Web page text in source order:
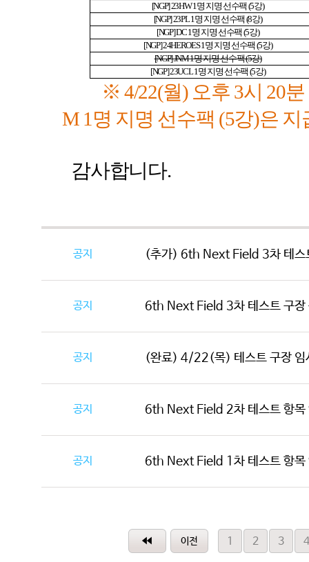
[NGP] 23HW 1명 지명 선수팩 (5강)
[NGP] 23PL 1명 지명 선수팩 (8강)
[NGP] DC 1명 지명 선수팩 (5강)
[NGP] 24HEROES 1명 지명 선수팩 (5강)
[NGP] JNM 1명 지명 선수팩(5강)
[NGP] 23UCL 1명 지명 선수팩 (5강)
※ 4/22(월) 오후 3시 20
M 1 명 지명 선수팩 (5강)은 지
감사합니다.
공지 (추가) 6th Next Field 3차 테스
공지 6th Next Field 3차 테스트 구장
공지 (완료) 4/22(목) 테스트 구장 임
공지 6th Next Field 2차 테스트 항목
공지 6th Next Field 1차 테스트 항목
1 2 3 4